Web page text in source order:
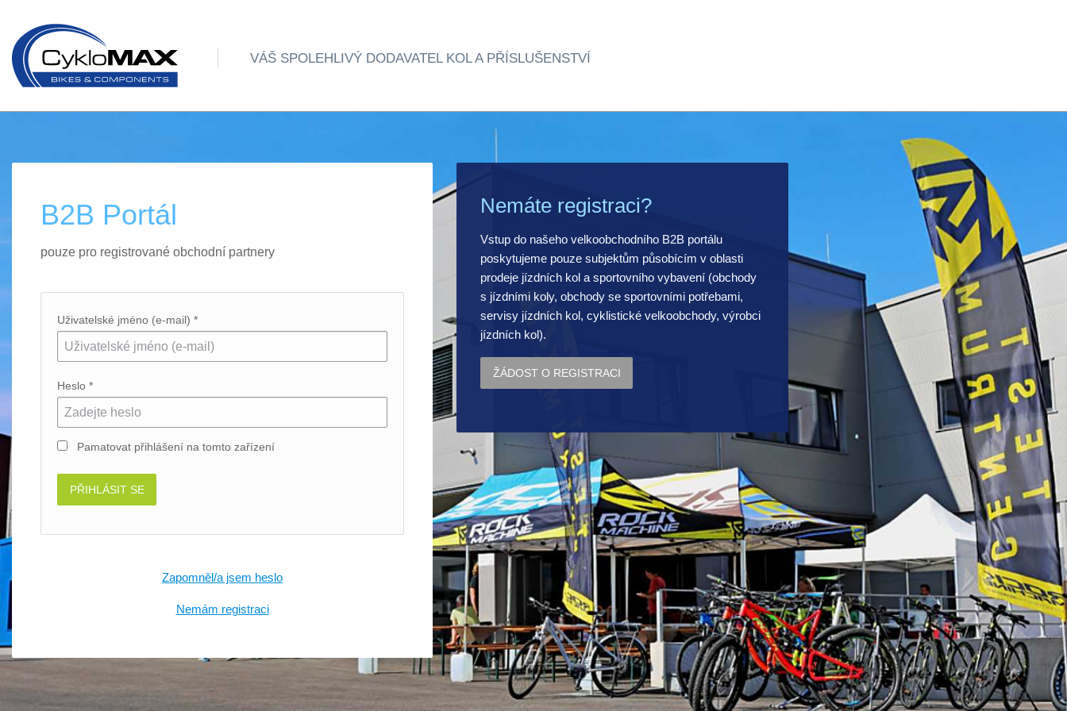
VÁŠ SPOLEHLIVÝ DODAVATEL KOL A PŘÍSLUŠENSTVÍ
B2B Portál
pouze pro registrované obchodní partnery
Uživatelské jméno (e-mail) *
Heslo *
Pamatovat přihlášení na tomto zařízení
PŘIHLÁSIT SE
Zapomněl/a jsem heslo
Nemám registraci
Nemáte registraci?
Vstup do našeho velkoobchodního B2B portálu
poskytujeme pouze subjektům působícím v oblasti
prodeje jízdních kol a sportovního vybavení (obchody
s jízdními koly, obchody se sportovními potřebami,
servisy jízdních kol, cyklistické velkoobchody, výrobci
jízdních kol).
ŽÁDOST O REGISTRACI